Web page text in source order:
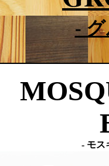
-
- モ